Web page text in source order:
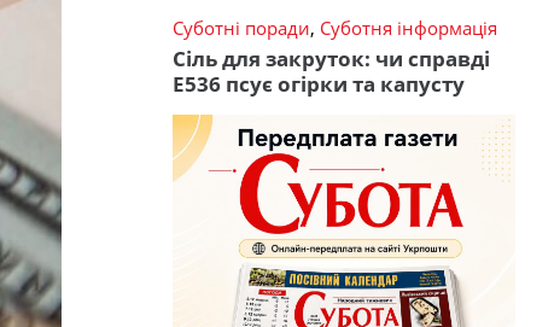
Суботні поради, Суботня інформація
Сіль для закруток: чи справді
Е536 псує огірки та капусту